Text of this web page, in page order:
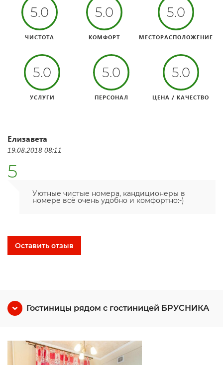
5.0
ЧИСТОТА
5.0
КОМФОРТ
5.0
МЕСТОРАСПОЛОЖЕНИЕ
5.0
УСЛУГИ
5.0
ПЕРСОНАЛ
5.0
ЦЕНА / КАЧЕСТВО
Елизавета
19.08.2018 08:11
5
Уютные чистые номера, кандиционеры в
номере всё очень удобно и комфортно:-)
Оставить отзыв
Гостиницы рядом с гостиницей БРУСНИКА